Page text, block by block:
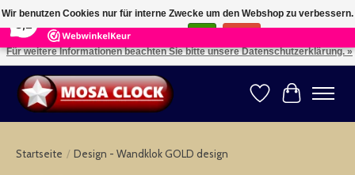
164 Reviews ×
Kies uw taal: NL -- Wählen Sie ihre Sprache: DE -- Choose your language: EN ⇓ ⇒
Wunschzettel
Ihr
Startseite / Design - Wandklok GOLD design
Wir benutzen Cookies nur für interne Zwecke um den Webshop zu verbessern.
Ist das in Ordnung?
Für weitere Informationen beachten Sie bitte unsere Datenschutzerklärung. »